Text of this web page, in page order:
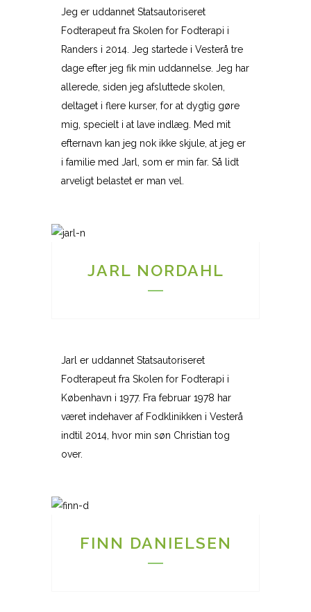
Jeg er uddannet Statsautoriseret
Fodterapeut fra Skolen for Fodterapi i
Randers i 2014. Jeg startede i Vesterå tre
dage efter jeg fik min uddannelse. Jeg har
allerede, siden jeg afsluttede skolen,
deltaget i flere kurser, for at dygtig gøre
mig, specielt i at lave indlæg. Med mit
efternavn kan jeg nok ikke skjule, at jeg er
i familie med Jarl, som er min far. Så lidt
arveligt belastet er man vel.
JARL NORDAHL
Jarl er uddannet Statsautoriseret
Fodterapeut fra Skolen for Fodterapi i
København i 1977. Fra februar 1978 har
været indehaver af Fodklinikken i Vesterå
indtil 2014, hvor min søn Christian tog
over.
FINN DANIELSEN